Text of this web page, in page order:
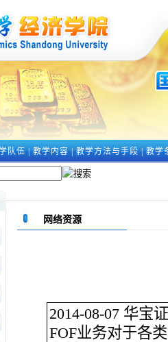
队伍|教学内容|教学方法与手段|教学
网络资源
2014-08-07 华宝
FOF业务对于各